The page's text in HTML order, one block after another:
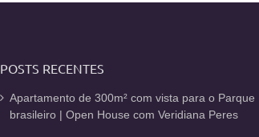
POSTS RECENTES
Apartamento de 300m² com vista para o
brasileiro | Open House com Veridiana Peres